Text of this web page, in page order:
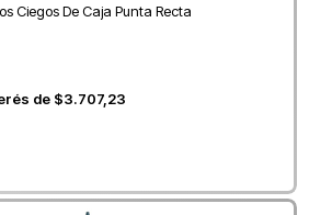
Ciegos De Caja Punta Recta
de $3.707,23